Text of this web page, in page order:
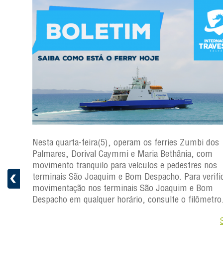
a
Nesta quarta-feira(5), operam os ferries Zumbi dos
Palmares, Dorival Caymmi e Maria Bethânia, com
movimento tranquilo para veículos e pedestres nos
terminais São Joaquim e Bom Despacho. Para
movimentação nos terminais São Joaquim e Bom
Despacho em qualquer horário, consulte o